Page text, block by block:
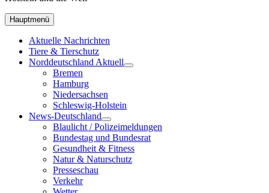
Hauptmenü
Aktuelle Nachrichten
Tiere & Tierschutz
Norddeutschland Aktuell
Bremen
Hamburg
Niedersachsen
Schleswig-Holstein
News-Deutschland
Blaulicht / Polizeimeldungen
Bundestag und Bundesrat
Gesundheit & Fitness
Natur & Naturschutz
Presseschau
Verkehr